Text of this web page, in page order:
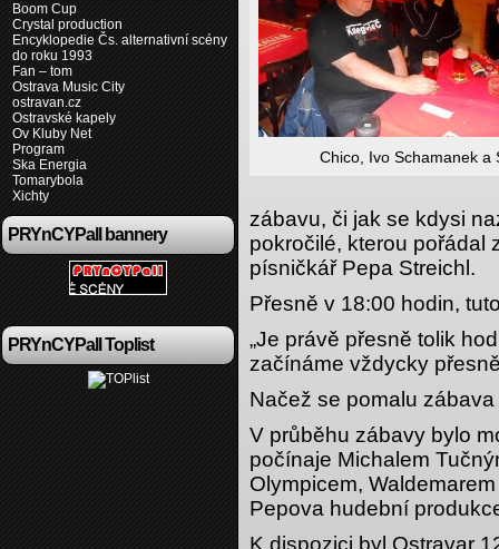
Boom Cup
Crystal production
Encyklopedie Čs. alternativní scény
do roku 1993
Fan – tom
Ostrava Music City
ostravan.cz
Ostravské kapely
Ov Kluby Net
Program
Ska Energia
Tomarybola
Xichty
PRYnCYPall bannery
PRYnCYPall Toplist
Chico, Ivo Schamanek a
zábavu, či jak se kdysi
pokročilé, kterou pořádal
písničkář Pepa Streichl.
Přesně v 18:00 hodin,
„Je právě přesně tolik
začínáme vždycky
Načež se pomalu
V průběhu zábavy bylo
počínaje Michalem
Olympicem,
Pepova hudební
K dispozici byl Ostravar